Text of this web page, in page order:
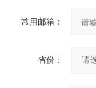
常用邮箱：
省份：